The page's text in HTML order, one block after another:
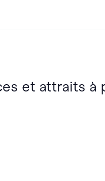
et attraits à